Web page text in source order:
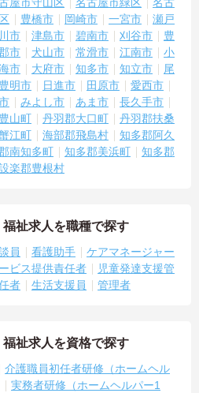
豊橋市 岡崎市 一宮市
瀬戸
市 津島市 碧南市 刈谷市
豊
市 犬山市 常滑市 江南市
小
市 大府市 知多市 知立市
尾
豊明市 日進市 田原市
愛西市
みよし市 あま市
長久手市
山町 丹羽郡大口町
丹羽郡扶桑
江町 海部郡飛島村
知多郡阿久
南知多町 知多郡美浜町
知多郡
楽郡豊根村
祉求人を職種で探す
員 看護助手
ケアマネージャー
ビス提供責任者
児童発達支援管
者 生活支援員 管理者
祉求人を資格で探す
介護職員初任者研修（ホームヘル
実務者研修（ホームヘルパー1